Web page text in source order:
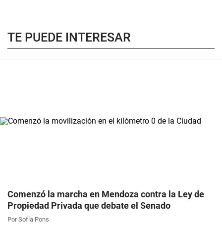
TE PUEDE INTERESAR
Comenzó la marcha en Mendoza contra la Ley de
Propiedad Privada que debate el Senado
Por Sofía Pons